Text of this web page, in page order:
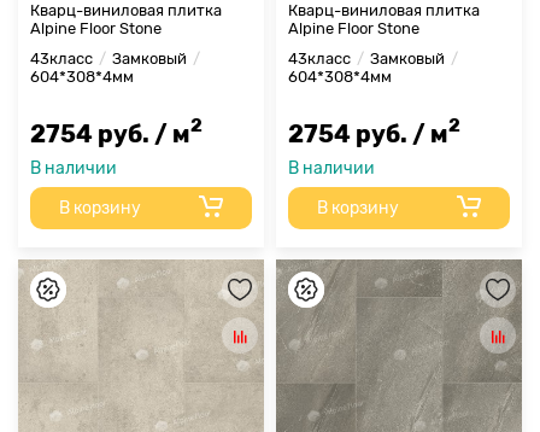
Кварц-виниловая плитка
Alpine Floor Stone
43класс
Замковый
604*308*4мм
2754 руб. / м2
В наличии
В корзину
Кварц-виниловая плитка
Alpine Floor Stone
43класс
Замковый
604*308*4мм
2754 руб. / м2
В наличии
В корзину